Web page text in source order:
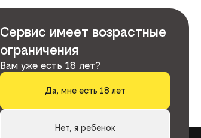
Сервис имеет возрастные
ограничения
Вам уже есть 18 лет?
Да, мне есть 18 лет
Нет, я ребенок